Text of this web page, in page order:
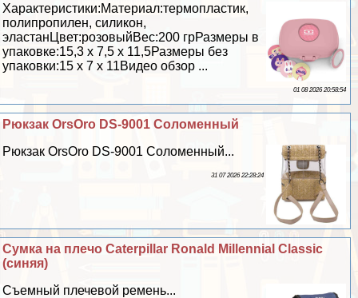
Хаpaктеристики:Материал:термопластик,
полипропилен, силикон,
эластанЦвет:розовыйВес:200 грРазмеры в
упаковке:15,3 х 7,5 х 11,5Размеры без
упаковки:15 х 7 х 11Видео обзор ...
01 08 2026 20:58:54
Рюкзак OrsOro DS-9001 Соломенный
Рюкзак OrsOro DS-9001 Соломенный...
31 07 2026 22:28:24
Сумка на плечо Caterpillar Ronald Millennial Classic
(синяя)
Съемный плечевой ремень...